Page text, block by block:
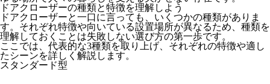
ドアクローザーの種類と特徴を理解しよう
ドアクローザーと一口に言っても、いくつかの種類がありま
す。それぞれ特徴や向いている設置場所が異なるため、種類を
理解しておくことは失敗しない選び方の第一歩です。
ここでは、代表的な3種類を取り上げ、それぞれの特徴や適し
たシーンを詳しく解説します。
スタンダード型